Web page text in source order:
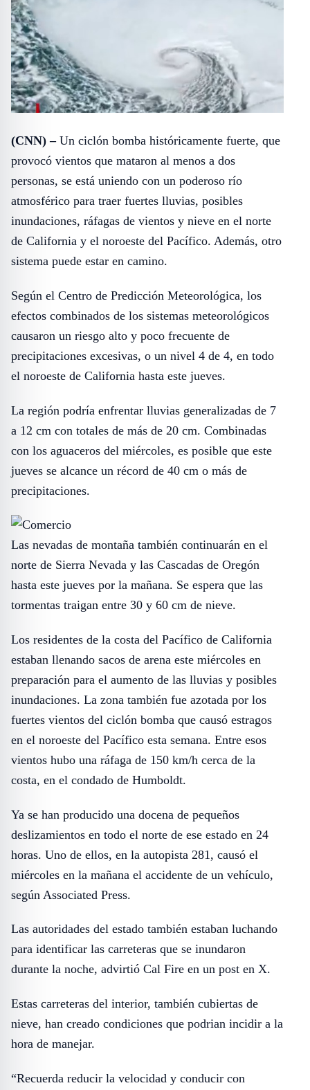
(CNN) –Un ciclón bomba históricamente fuerte, que
provocó vientos que mataron al menos a dos
personas, se está uniendo con un poderoso río
atmosférico para traer fuertes lluvias, posibles
inundaciones, ráfagas de vientos y nieve en el norte
de California y el noroeste del Pacífico. Además, otro
sistema puede estar en camino.
Según el Centro de Predicción Meteorológica, los
efectos combinados de los sistemas meteorológicos
causaron un riesgo alto y poco frecuente de
precipitaciones excesivas, o un nivel 4 de 4, en todo
el noroeste de California hasta este jueves.
La región podría enfrentar lluvias generalizadas de 7
a 12 cm con totales de más de 20 cm. Combinadas
con los aguaceros del miércoles, es posible que este
jueves se alcance un récord de 40 cm o más de
precipitaciones.
Las nevadas de montaña también continuarán en el
norte de Sierra Nevada y las Cascadas de Oregón
hasta este jueves por la mañana. Se espera que las
tormentas traigan entre 30 y 60 cm de nieve.
Los residentes de la costa del Pacífico de California
estaban llenando sacos de arena este miércoles en
preparación para el aumento de las lluvias y posibles
inundaciones. La zona también fue azotada por los
fuertes vientos del ciclón bomba que causó estragos
en el noroeste del Pacífico esta semana. Entre esos
vientos hubo una ráfaga de 150 km/h cerca de la
costa, en el condado de Humboldt.
Ya se han producido una docena de pequeños
deslizamientos en todo el norte de ese estado en 24
horas. Uno de ellos, en la autopista 281, causó el
miércoles en la mañana el accidente de un vehículo,
según Associated Press.
Las autoridades del estado también estaban luchando
para identificar las carreteras que se inundaron
durante la noche, advirtió Cal Fire en un post en X.
Estas carreteras del interior, también cubiertas de
nieve, han creado condiciones que podrian incidir a la
hora de manejar.
“Recuerda reducir la velocidad y conducir con